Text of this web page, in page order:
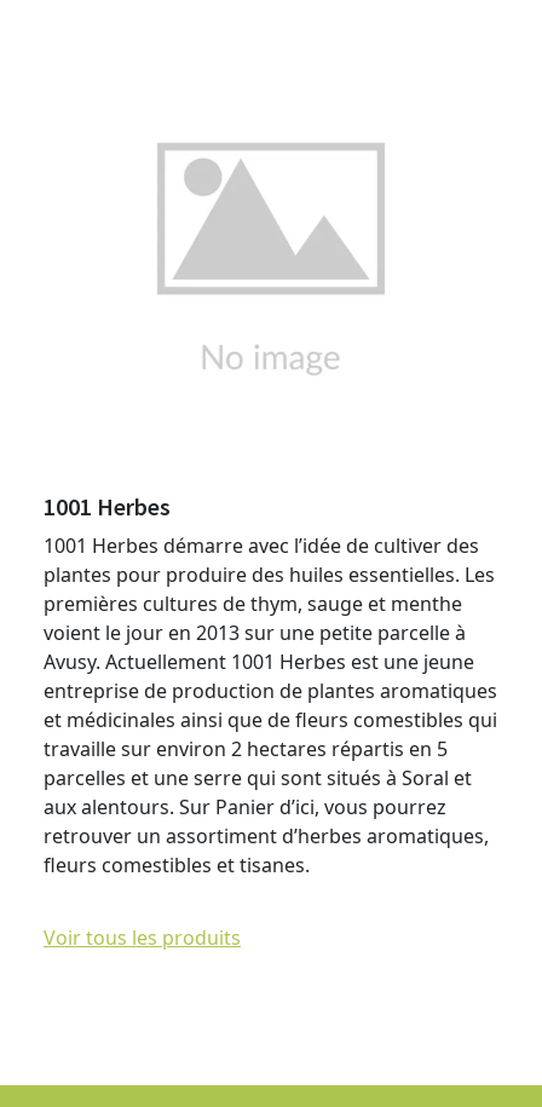
1001 Herbes
1001 Herbes démarre avec l’idée de cultiver des
plantes pour produire des huiles essentielles. Les
premières cultures de thym, sauge et menthe
voient le jour en 2013 sur une petite parcelle à
Avusy. Actuellement 1001 Herbes est une jeune
entreprise de production de plantes aromatiques
et médicinales ainsi que de fleurs comestibles qui
travaille sur environ 2 hectares répartis en 5
parcelles et une serre qui sont situés à Soral et
aux alentours. Sur Panier d’ici, vous pourrez
retrouver un assortiment d’herbes aromatiques,
fleurs comestibles et tisanes.
Voir tous les produits